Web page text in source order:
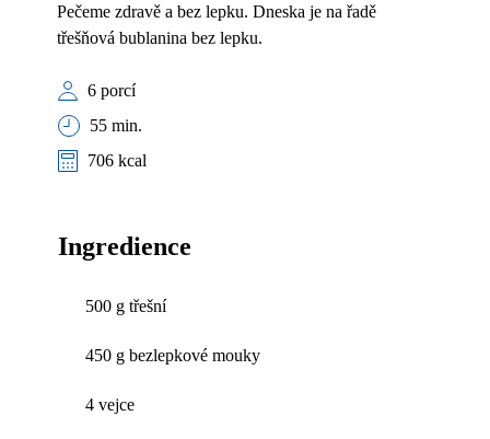
Pečeme zdravě a bez lepku. Dneska je na řadě
třešňová bublanina bez lepku.
6 porcí
55 min.
706 kcal
Ingredience
500 g třešní
450 g bezlepkové mouky
4 vejce